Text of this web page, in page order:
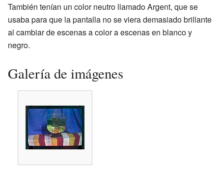
También tenían un color neutro llamado Argent, que se
usaba para que la pantalla no se viera demasiado brillante
al cambiar de escenas a color a escenas en blanco y
negro.
Galería de imágenes